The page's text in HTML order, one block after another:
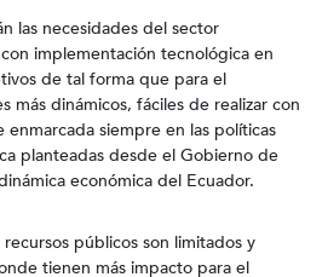
las necesidades del sector
implementación tecnológica en
de tal forma que para el
más dinámicos, fáciles de realizar con
siempre en las políticas
planteadas desde el Gobierno de
económica del Ecuador.
públicos son limitados y
tienen más impacto para el